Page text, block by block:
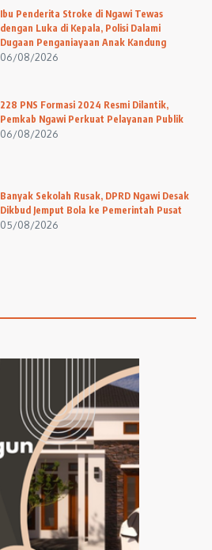
Ibu Penderita Stroke di Ngawi Tewas
dengan Luka di Kepala, Polisi Dalami
Dugaan Penganiayaan Anak Kandung
06/08/2026
228 PNS Formasi 2024 Resmi Dilantik,
Pemkab Ngawi Perkuat Pelayanan Publik
06/08/2026
Banyak Sekolah Rusak, DPRD Ngawi Desak
Dikbud Jemput Bola ke Pemerintah Pusat
05/08/2026